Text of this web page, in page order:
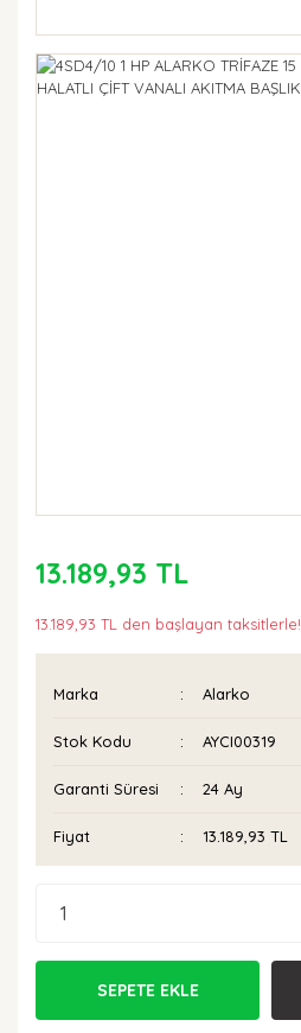
13.189,93 TL
13.189,93 TL den başlayan taksitlerle!
Marka Alarko
Stok Kodu AYCI00319
Garanti Süresi 24 Ay
Fiyat 13.189,93 TL
SEPETE EKLE